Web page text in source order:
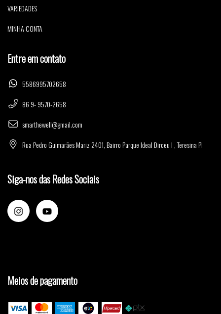
VARIEDADES
MINHA CONTA
Entre em contato
5586995702658
86 9- 9570-2658
smarthewell@gmail.com
Rua Pedro Guimarães Mariz 2401, Bairro Parque Ideal Dirceu I , Teresina PI
Siga-nos das Redes Sociais
Meios de pagamento